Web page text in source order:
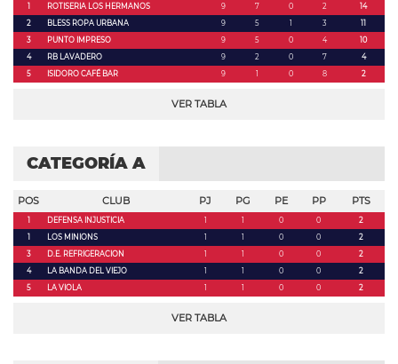
1 ROTISERIA LOS HERMANOS 9 7 0 2
14
2
BLESS ROPA URBANA 9 5 1 3
11
3
PUNTO IMPRESO 9 5 0 4
10
4
RB LAVADERO 9 2 0 7
4
5
ISIDORO CAFÉ BAR 9 1 0 8 2
VER TABLA
CATEGORÍA A
POS CLUB PJ PG PE PP PTS
1 DEFENSA INJUSTICIA 1 1 0 0
2
1
LOS MINIONS 1 1 0 0
2
3
D.E. REFRIGERACION 1 1 0 0
2
4
LA BANDA DEL VIEJO 1 1 0 0
2
5
LA VIOLA 1 1 0 0 2
VER TABLA